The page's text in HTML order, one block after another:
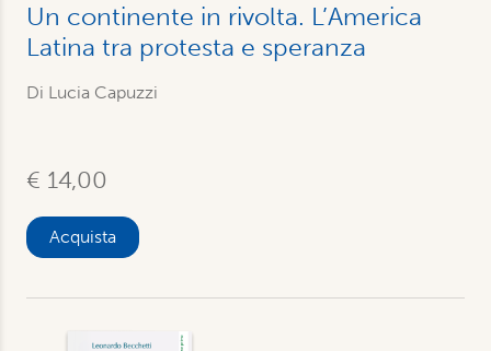
Un continente in rivolta. L’America
Latina tra protesta e speranza
Di Lucia Capuzzi
€ 14,00
Acquista